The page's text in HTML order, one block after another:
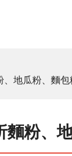
地瓜粉、麵
粉、